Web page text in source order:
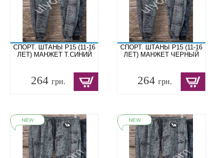
СПОРТ. ШТАНЫ P15 (11-16
ЛЕТ) МАНЖЕТ Т.СИНИЙ
264 грн.
СПОРТ. ШТАНЫ P15 (11-16
ЛЕТ) МАНЖЕТ ЧЕРНЫЙ
264грн.